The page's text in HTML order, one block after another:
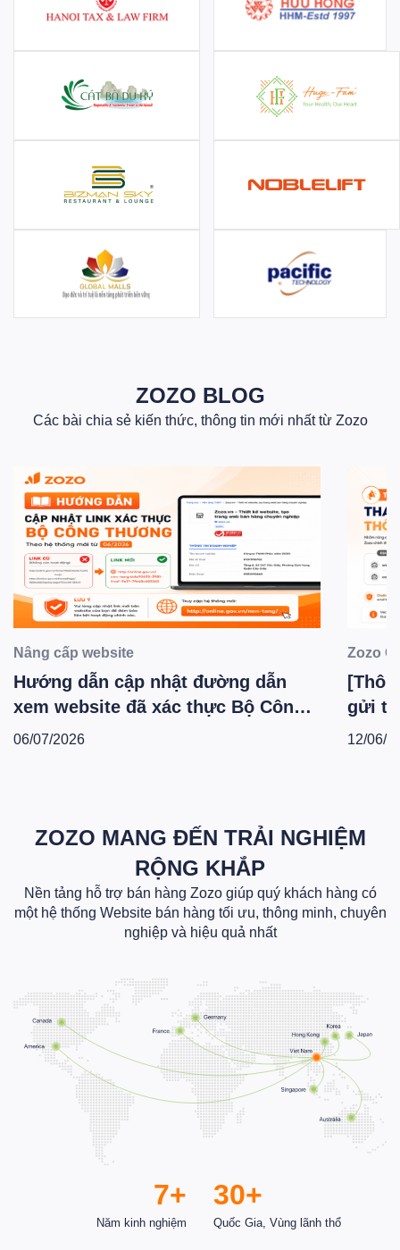
ZOZO BLOG
Các bài chia sẻ kiến thức, thông tin mới nhất từ Zozo
Nâng cấp website
Hướng dẫn cập nhật đường dẫn
xem website đã xác thực Bộ Công
Thương theo hệ thống mới -
06/07/2026
Zozo
gửi
Zozo
12/06/
ZOZO MANG ĐẾN TRẢI NGHIỆM
RỘNG KHẮP
Nền tảng hỗ trợ bán hàng Zozo giúp quý khách hàng có
một hệ thống Website bán hàng tối ưu, thông minh, chuyên
nghiệp và hiệu quả nhất
7+
Năm kinh nghiệm
30+
Quốc Gia, Vùng lãnh thổ